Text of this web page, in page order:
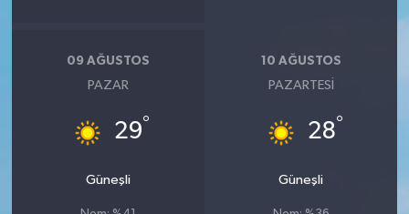
09 AĞUSTOS
PAZAR
29°
Güneşli
10 AĞUSTOS
PAZARTESI
28°
Güneşli